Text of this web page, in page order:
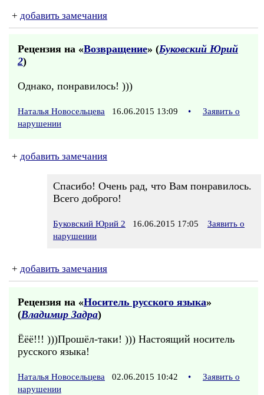
+ добавить замечания
Рецензия на «Возвращение» (Буковский Юрий
2)
Однако, понравилось! )))
Наталья Новосельцева 16.06.2015 13:09 •
Заявить о
нарушении
+ добавить замечания
Спасибо! Очень рад, что Вам понравилось.
Всего доброго!
Буковский Юрий 2 16.06.2015 17:05
Заявить о
нарушении
+ добавить замечания
Рецензия на «Носитель русского языка»
(Владимир Задра)
Ёёё!!! )))Прошёл-таки! ))) Настоящий носитель
русского языка!
Наталья Новосельцева 02.06.2015 10:42 •
Заявить о
нарушении